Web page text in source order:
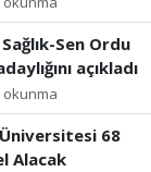
Sen Ordu
açıkladı
okunma
68
Alacak